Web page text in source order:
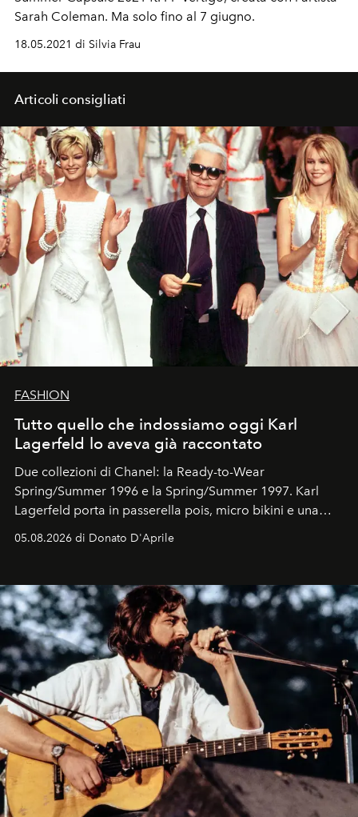
Sarah Coleman. Ma solo fino al 7 giugno.
18.05.2021 di Silvia Frau
Articoli consigliati
FASHION
Tutto quello che indossiamo oggi Karl
Lagerfeld lo aveva già raccontato
Due collezioni di Chanel: la Ready-to-Wear
Spring/Summer 1996 e la Spring/Summer 1997. Karl
Lagerfeld porta in passerella pois, micro bikini e una
Kate, Claudia e Carla una dietro l'altra. Trent'anni dopo,
uno dei documenti più contemporanei che abbiamo.
05.08.2026 di Donato D'Aprile